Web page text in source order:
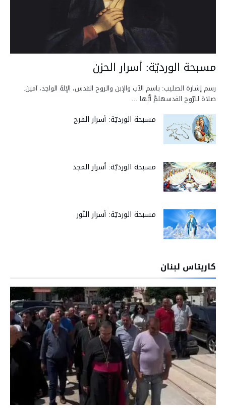
مسبحة الورديّة: أسرار الحزن
رسم إشارة الصليب: باسم الآب والإبن والروح القدس، الإلهُ الواحِد، آمين.
صلاة للرّوح القدسهلمَّ أيُّها …
مسبحة الورديّة: أسرار الفرح
مسبحة الورديّة: أسرار المجد
مسبحة الورديّة: أسرار النّور
كاريتاس لبنان